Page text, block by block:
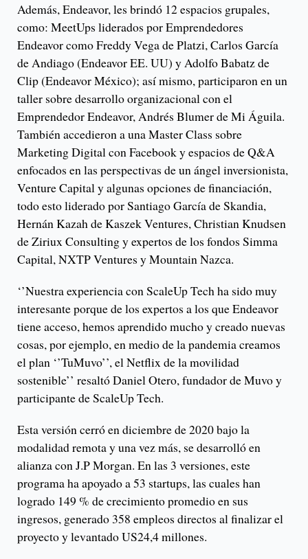
Además, Endeavor, les brindó 12 espacios grupales,
como: MeetUps liderados por Emprendedores
Endeavor como Freddy Vega de Platzi, Carlos García
de Andiago (Endeavor EE. UU) y Adolfo Babatz de
Clip (Endeavor México); así mismo, participaron en un
taller sobre desarrollo organizacional con el
Emprendedor Endeavor, Andrés Blumer de Mi Águila.
También accedieron a una Master Class sobre
Marketing Digital con Facebook y espacios de Q&A
enfocados en las perspectivas de un ángel inversionista,
Venture Capital y algunas opciones de financiación,
todo esto liderado por Santiago García de Skandia,
Hernán Kazah de Kaszek Ventures, Christian Knudsen
de Ziriux Consulting y expertos de los fondos Simma
Capital, NXTP Ventures y Mountain Nazca.
‘’Nuestra experiencia con ScaleUp Tech ha sido muy
interesante porque de los expertos a los que Endeavor
tiene acceso, hemos aprendido mucho y creado nuevas
cosas, por ejemplo, en medio de la pandemia creamos
el plan ‘’TuMuvo’’, el Netflix de la movilidad
sostenible’’ resaltó Daniel Otero, fundador de Muvo y
participante de ScaleUp Tech.
Esta versión cerró en diciembre de 2020 bajo la
modalidad remota y una vez más, se desarrolló en
alianza con J.P Morgan. En las 3 versiones, este
programa ha apoyado a 53 startups, las cuales han
logrado 149 % de crecimiento promedio en sus
ingresos, generado 358 empleos directos al finalizar el
proyecto y levantado US24,4 millones.